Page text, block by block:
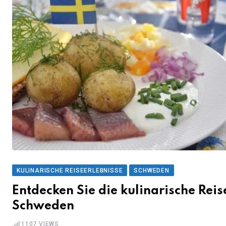
KULINARISCHE REISEERLEBNISSE SCHWEDEN
Entdecken Sie die kulinarische
Schweden
1107 VIEWS